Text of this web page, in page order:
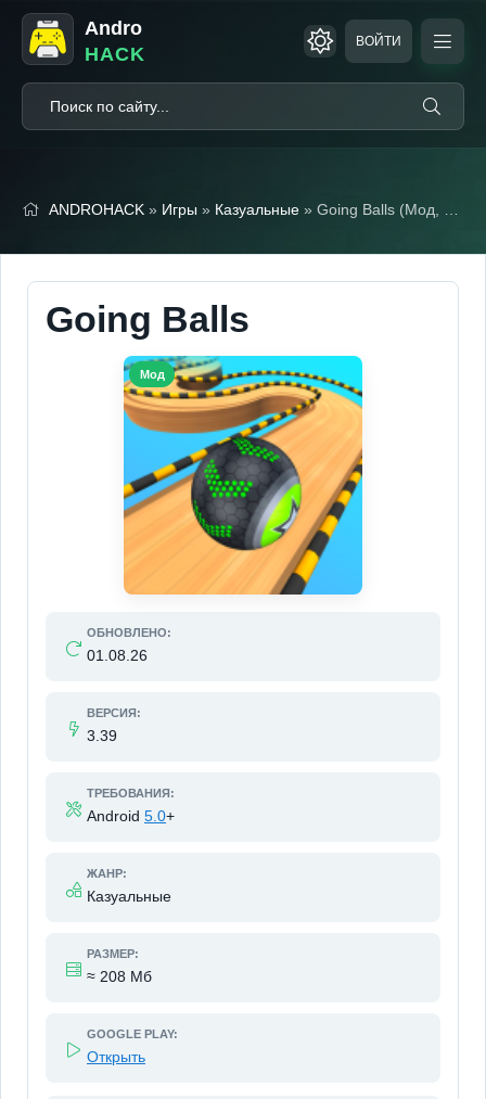
Andro
HACK
ВОЙТИ
ANDROHACK » Игры » Казуальные » Going Balls (Мод, Много денег)
Going Balls
ОБНОВЛЕНО:
01.08.26
ВЕРСИЯ:
3.39
ТРЕБОВАНИЯ:
Android 5.0+
ЖАНР:
Казуальные
РАЗМЕР:
≈ 208 Мб
GOOGLE PLAY:
Открыть
Мод